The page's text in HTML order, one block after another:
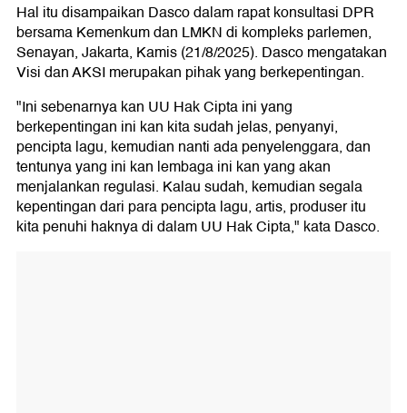
Hal itu disampaikan Dasco dalam rapat konsultasi DPR
bersama Kemenkum dan LMKN di kompleks parlemen,
Senayan, Jakarta, Kamis (21/8/2025). Dasco mengatakan
Visi dan AKSI merupakan pihak yang berkepentingan.
"Ini sebenarnya kan UU Hak Cipta ini yang
berkepentingan ini kan kita sudah jelas, penyanyi,
pencipta lagu, kemudian nanti ada penyelenggara, dan
tentunya yang ini kan lembaga ini kan yang akan
menjalankan regulasi. Kalau sudah, kemudian segala
kepentingan dari para pencipta lagu, artis, produser itu
kita penuhi haknya di dalam UU Hak Cipta," kata Dasco.